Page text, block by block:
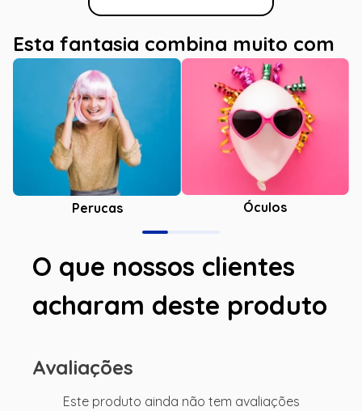
Esta fantasia combina muito com
Perucas Óculos
O que nossos clientes
acharam deste produto
Avaliações
Este produto ainda não tem avaliações